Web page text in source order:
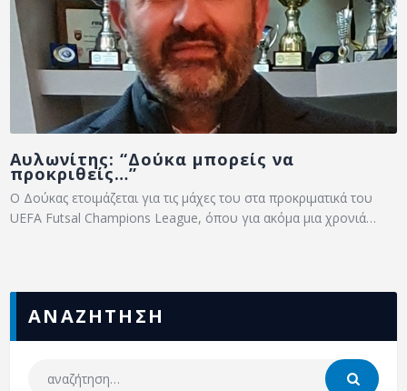
Αυλωνίτης: “Δούκα μπορείς να
προκριθείς…”
Ο Δούκας ετοιμάζεται για τις μάχες του στα προκριματικά του
UEFA Futsal Champions League, όπου για ακόμα μια χρονιά…
ΑΝΑΖΗΤΗΣΗ